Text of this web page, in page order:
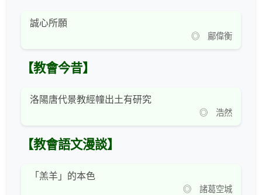
誠心所願
◎ 鄺偉衡
【教會今昔】
洛陽唐代景教經幢出土有研究
◎ 浩然
【教會語文漫談】
「羔羊」的本色
◎ 諸葛空城